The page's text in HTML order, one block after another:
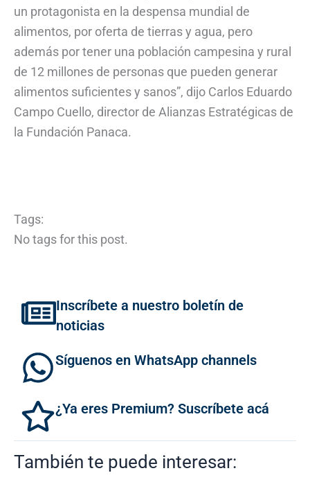
un protagonista en la despensa mundial de
alimentos, por oferta de tierras y agua, pero
además por tener una población campesina y rural
de 12 millones de personas que pueden generar
alimentos suficientes y sanos”, dijo Carlos Eduardo
Campo Cuello, director de Alianzas Estratégicas de
la Fundación Panaca.
Tags:
No tags for this post.
Inscríbete a nuestro boletín de
noticias
Síguenos en WhatsApp channels
¿Ya eres Premium? Suscríbete acá
También te puede interesar: